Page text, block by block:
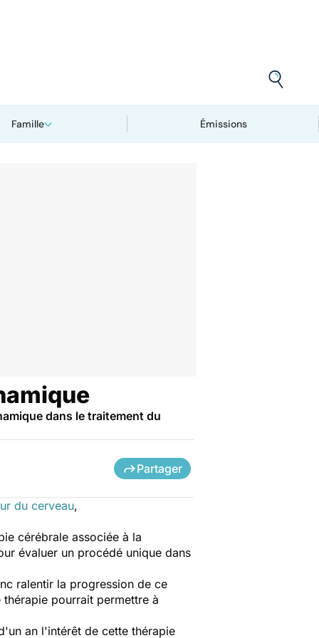
Famille Émissions
dans le traitement du
Partager
du cerveau,
cérébrale associée à la
évaluer un procédé unique dans
ralentir la progression de ce
pourrait permettre à
an l'intérêt de cette thérapie